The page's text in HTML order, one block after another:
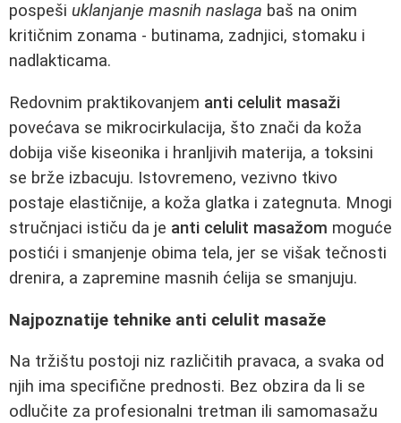
pospeši uklanjanje masnih naslaga baš na onim
kritičnim zonama - butinama, zadnjici, stomaku i
nadlakticama.
Redovnim praktikovanjem anti celulit masaži
povećava se mikrocirkulacija, što znači da koža
dobija više kiseonika i hranljivih materija, a toksini
se brže izbacuju. Istovremeno, vezivno tkivo
postaje elastičnije, a koža glatka i zategnuta. Mnogi
stručnjaci ističu da je anti celulit masažom moguće
postići i smanjenje obima tela, jer se višak tečnosti
drenira, a zapremine masnih ćelija se smanjuju.
Najpoznatije tehnike anti celulit masaže
Na tržištu postoji niz različitih pravaca, a svaka od
njih ima specifične prednosti. Bez obzira da li se
odlučite za profesionalni tretman ili samomasažu